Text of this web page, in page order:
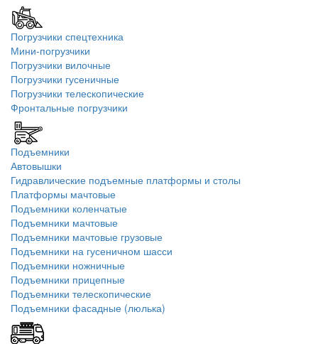
Погрузчики спецтехника
Мини-погрузчики
Погрузчики вилочные
Погрузчики гусеничные
Погрузчики телескопические
Фронтальные погрузчики
Подъемники
Автовышки
Гидравлические подъемные платформы и столы
Платформы мачтовые
Подъемники коленчатые
Подъемники мачтовые
Подъемники мачтовые грузовые
Подъемники на гусеничном шасси
Подъемники ножничные
Подъемники прицепные
Подъемники телескопические
Подъемники фасадные (люлька)